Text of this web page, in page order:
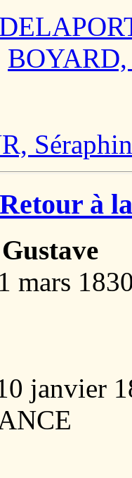
BOYARD,
Retour à
mars
janvier